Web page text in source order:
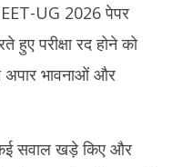
UG 2026 पेपर
परीक्षा रद होने को
अपार भावनाओं और
सवाल खड़े किए और